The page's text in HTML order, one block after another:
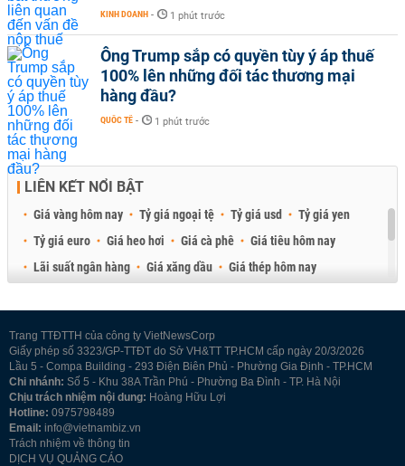
KINH DOANH - 1 phút trước
Ông Trump sắp có quyền tùy ý áp thuế
100% lên những đối tác thương mại
hàng đầu?
QUỐC TẾ - 1 phút trước
LIÊN KẾT NỔI BẬT
Giá vàng hôm nay Tỷ giá ngoại tệ Tỷ giá usd
Tỷ giá yen
Tỷ giá euro
Giá heo hơi Giá cà phê
Giá tiêu hôm nay
Lãi suất ngân hàng
Giá xăng dầu
Giá thép hôm nay
Trang TTĐTTH của công ty VietNewsCorp
Giấy phép số 3323/GP-TTĐT do Sở VH&TT TP.HCM cấp ngày 20/3/2026
Lầu 5 - Compa Building - 293 Điện Biên Phủ - Phường Gia Định - TP.HCM
Chi nhánh: Số 5 - Khu 38A Trần Phú - Phường Ba Đình - TP. Hà Nội
Chịu trách nhiệm nội dung: Hoàng Hữu Lợi
Hotline: 0975798489
Email: info@vietnambiz.vn
Trách nhiệm về thông tin
DỊCH VỤ QUẢNG CÁO